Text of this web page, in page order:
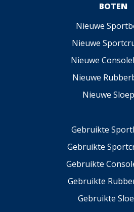
BOTEN
Nieuwe
Nieuwe
Nieuwe
Nieuwe
Nieuwe
Gebruikte
Gebruikte
Gebruikte
Gebruikte
Gebruikte